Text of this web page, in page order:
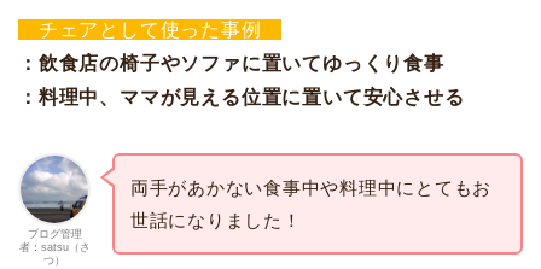
チェアとして使った事例
：飲食店の椅子やソファに置いてゆっくり食事
：料理中、ママが見える位置に置いて安心させる
ブログ管理
者：satsu（さ
つ）
両手があかない食事中や料理中にとてもお
世話になりました！